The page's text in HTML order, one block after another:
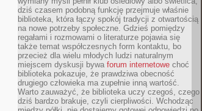
dziś czasem podobną funkcję przejmuje właśnie
biblioteka, która łączy spokój tradycji z otwartością
na nowe potrzeby społeczne. Gdzieś pomiędzy
regałami i rozmowami o literaturze pojawia się
także temat współczesnych form kontaktu, bo
przecież dla wielu młodych ludzi naturalnym
miejscem dyskusji bywa forum internetowe choć
biblioteka pokazuje, że prawdziwa obecność
drugiego człowieka ma zupełnie inną wartość.
Warto zauważyć, że biblioteka uczy czegoś, czego
dziś bardzo brakuje, czyli cierpliwości. Wchodząc